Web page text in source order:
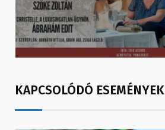
KAPCSOLÓDÓ ESEMÉNYEK